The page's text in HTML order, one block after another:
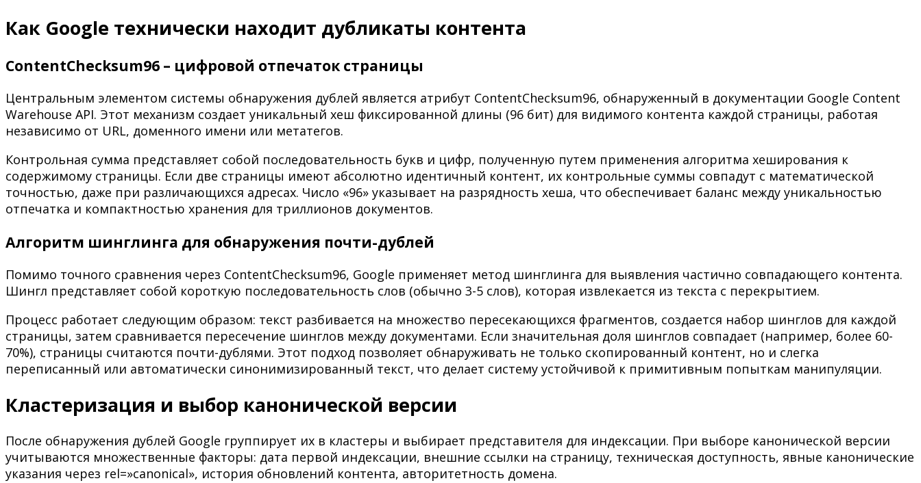
Как Google технически находит дубликаты контента
ContentChecksum96 – цифровой отпечаток страницы
Центральным элементом системы обнаружения дублей является атрибут ContentChecksum96, обнаруженный в документации Google Content
Warehouse API. Этот механизм создает уникальный хеш фиксированной длины (96 бит) для видимого контента каждой страницы, работая
независимо от URL, доменного имени или метатегов.
Контрольная сумма представляет собой последовательность букв и цифр, полученную путем применения алгоритма хеширования к
содержимому страницы. Если две страницы имеют абсолютно идентичный контент, их контрольные суммы совпадут с математической
точностью, даже при различающихся адресах. Число «96» указывает на разрядность хеша, что обеспечивает баланс между уникальностью
отпечатка и компактностью хранения для триллионов документов.
Алгоритм шинглинга для обнаружения почти-дублей
Помимо точного сравнения через ContentChecksum96, Google применяет метод шинглинга для выявления частично совпадающего контента.
Шингл представляет собой короткую последовательность слов (обычно 3-5 слов), которая извлекается из текста с перекрытием.
Процесс работает следующим образом: текст разбивается на множество пересекающихся фрагментов, создается набор шинглов для каждой
страницы, затем сравнивается пересечение шинглов между документами. Если значительная доля шинглов совпадает (например, более 60-
70%), страницы считаются почти-дублями. Этот подход позволяет обнаруживать не только скопированный контент, но и слегка
переписанный или автоматически синонимизированный текст, что делает систему устойчивой к примитивным попыткам манипуляции.
Кластеризация и выбор канонической версии
После обнаружения дублей Google группирует их в кластеры и выбирает представителя для индексации. При выборе канонической версии
учитываются множественные факторы: дата первой индексации, внешние ссылки на страницу, техническая доступность, явные канонические
указания через rel=»canonical», история обновлений контента, авторитетность домена.